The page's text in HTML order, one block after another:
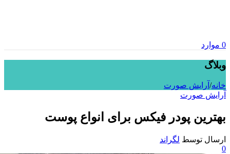
0 موارد
وبلاگ
خانه/ آرایش صورت
آرایش صورت
بهترین پودر فیکس برای انواع پوست
ارسال توسط لگراند
0